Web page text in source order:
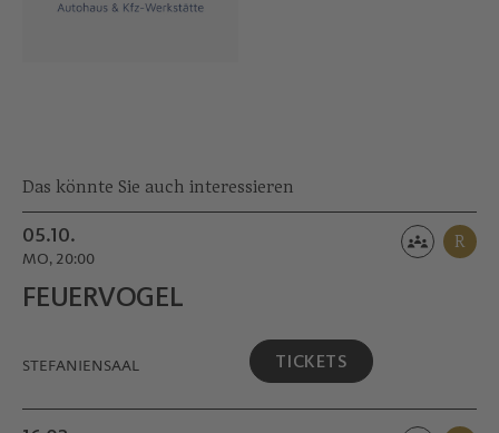
Das könnte Sie auch interessieren
05.10.
MO, 20:00
R
FEUERVOGEL
STEFANIENSAAL TICKETS